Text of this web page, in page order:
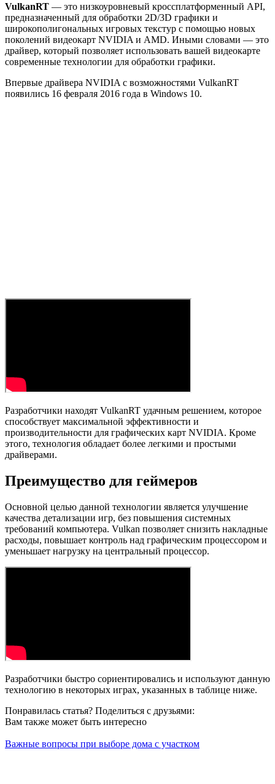
VulkanRT — это низкоуровневый кроссплатформенный API,
предназначенный для обработки 2D/3D графики и
широкополигональных игровых текстур с помощью новых
поколений видеокарт NVIDIA и AMD. Иными словами — это
драйвер, который позволяет использовать вашей видеокарте
современные технологии для обработки графики.
Впервые драйвера NVIDIA с возможностями VulkanRT
появились 16 февраля 2016 года в Windows 10.
Разработчики находят VulkanRT удачным решением, которое
способствует максимальной эффективности и
производительности для графических карт NVIDIA. Кроме
этого, технология обладает более легкими и простыми
драйверами.
Преимущество для геймеров
Основной целью данной технологии является улучшение
качества детализации игр, без повышения системных
требований компьютера. Vulkan позволяет снизить накладные
расходы, повышает контроль над графическим процессором и
уменьшает нагрузку на центральный процессор.
Разработчики быстро сориентировались и используют данную
технологию в некоторых играх, указанных в таблице ниже.
Понравилась статья? Поделиться с друзьями:
Вам также может быть интересно
Важные вопросы при выборе дома с участком